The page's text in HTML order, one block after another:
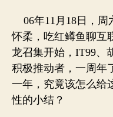
06年11月18日，周
怀柔，吃红鳟鱼聊互
龙召集开始，IT99、
积极推动者，一周年
一年，究竟该怎么给
性的小结？